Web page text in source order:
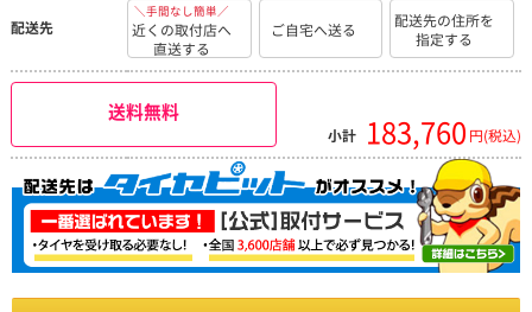
配送先
＼手間なし簡単／
近くの取付店へ
直送する
ご自宅へ送る
配送先の住所を
指定する
送料無料
小計 183,760 円(税込)